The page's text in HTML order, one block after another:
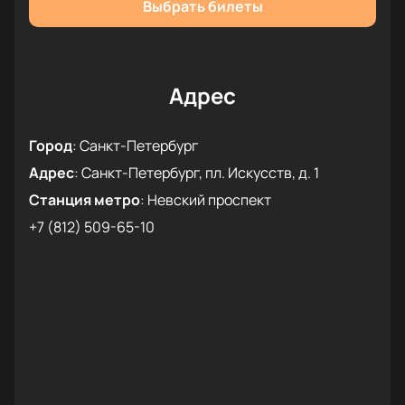
Выбрать билеты
Адрес
Город:Санкт-Петербург
Адрес:Санкт-Петербург, пл. Искусств, д. 1
Станция метро: Невский проспект
+7 (812) 509-65-10